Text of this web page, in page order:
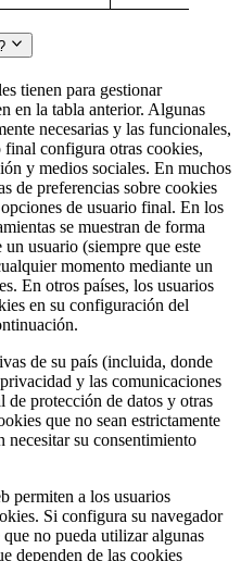
tienen para gestionar
en la tabla anterior. Algunas
necesarias y las funcionales,
final configura otras cookies,
y medios sociales. En muchos
de preferencias sobre cookies
de usuario final. En los
se muestran de forma
usuario (siempre que este
momento mediante un
En otros países, los usuarios
en su configuración del
de su país (incluida, donde
y las comunicaciones
de protección de datos y otras
que no sean estrictamente
necesitar su consentimiento
permiten a los usuarios
Si configura su navegador
no pueda utilizar algunas
dependen de las cookies